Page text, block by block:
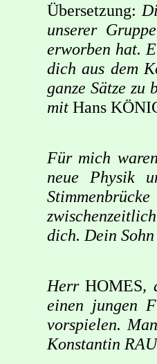
Übersetzung:
unserer
erworben hat.
dich aus dem
ganze Sätze zu
mit Hans
Für mich
neue Physik
dich. Dein
HerrHOMES,
einen jungen
vorspielen.
Konstantin